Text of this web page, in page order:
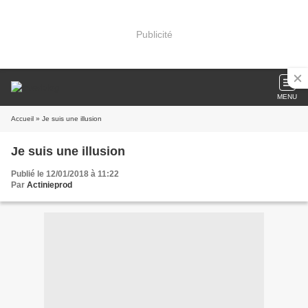
Publicité
MENU
Accueil » Je suis une illusion
Je suis une illusion
Publié le 12/01/2018 à 11:22
Par Actinieprod